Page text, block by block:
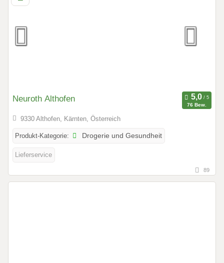
Neuroth Althofen
76 Bew.
9330 Althofen, Kärnten, Österreich
Produkt-Kategorie: Drogerie und Gesundheit
Lieferservice
89